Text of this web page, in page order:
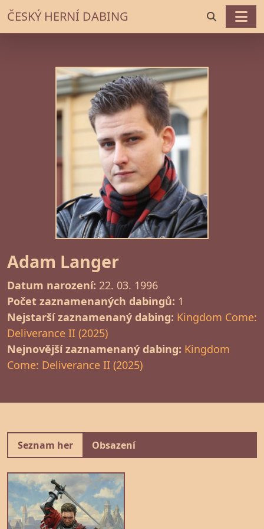
ČESKÝ HERNÍ DABING
Adam Langer
Datum narození: 22. 03. 1996
Počet zaznamenaných dabingů: 1
Nejstarší zaznamenaný dabing: Kingdom Come:
Deliverance II (2025)
Nejnovější zaznamenaný dabing: Kingdom
Come: Deliverance II (2025)
Seznam her Obsazení